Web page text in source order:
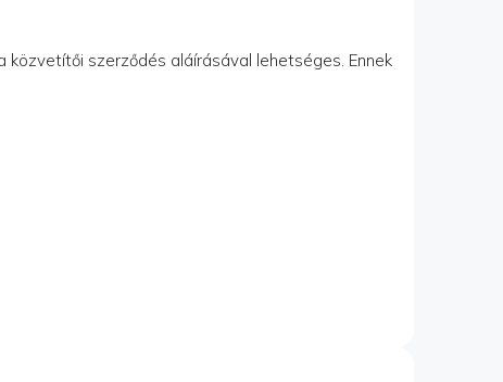
szerződés aláírásával lehetséges. Ennek